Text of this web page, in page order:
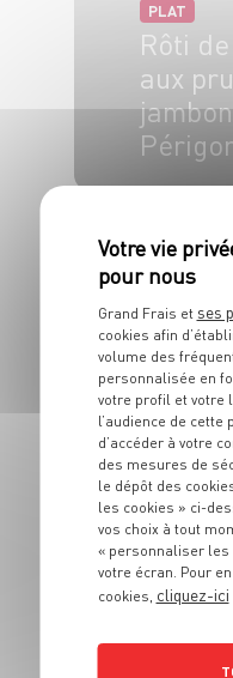
PLAT
Rôti
aux
PLAT
-
4 pers.
Grand Frais et ses
cookies afin
volume des
personnalisée en
votre profil et votre
l’audience de
d’accéder à votre
des mesures de
le dépôt des
les cookies » ci-
vos choix à tout
« personnaliser les
votre écran. Pour
cookies, cliquez-ici